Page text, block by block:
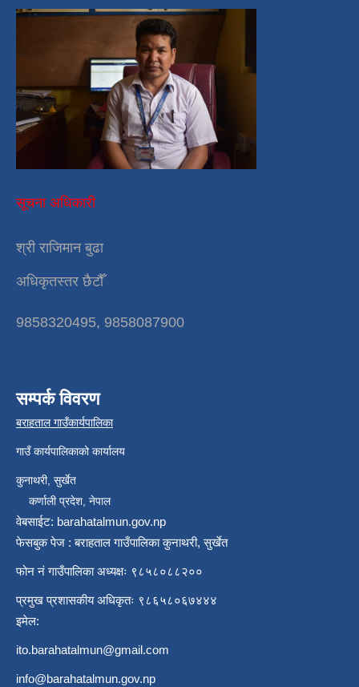
सूचना अधिकारी
श्री राजिमान बुढा
अधिकृतस्तर छैटौँ
9858320495, 9858087900
सम्पर्क विवरण
बराहताल गाउँकार्यपालिका
गाउँ कार्यपालिकाको कार्यालय
कुनाथरी, सुर्खेत
कर्णाली प्रदेश, नेपाल
वेबसाईट: barahatalmun.gov.np
फेसबुक पेज : बराहताल गाउँपालिका कुनाथरी, सुर्खेत
फोन नं गाउँपालिका अध्यक्षः ९८५८०८८२००
प्रमुख प्रशासकीय अधिकृतः ९८६५८०६७४४४
इमेल:
ito.barahatalmun@gmail.com
info@barahatalmun.gov.np